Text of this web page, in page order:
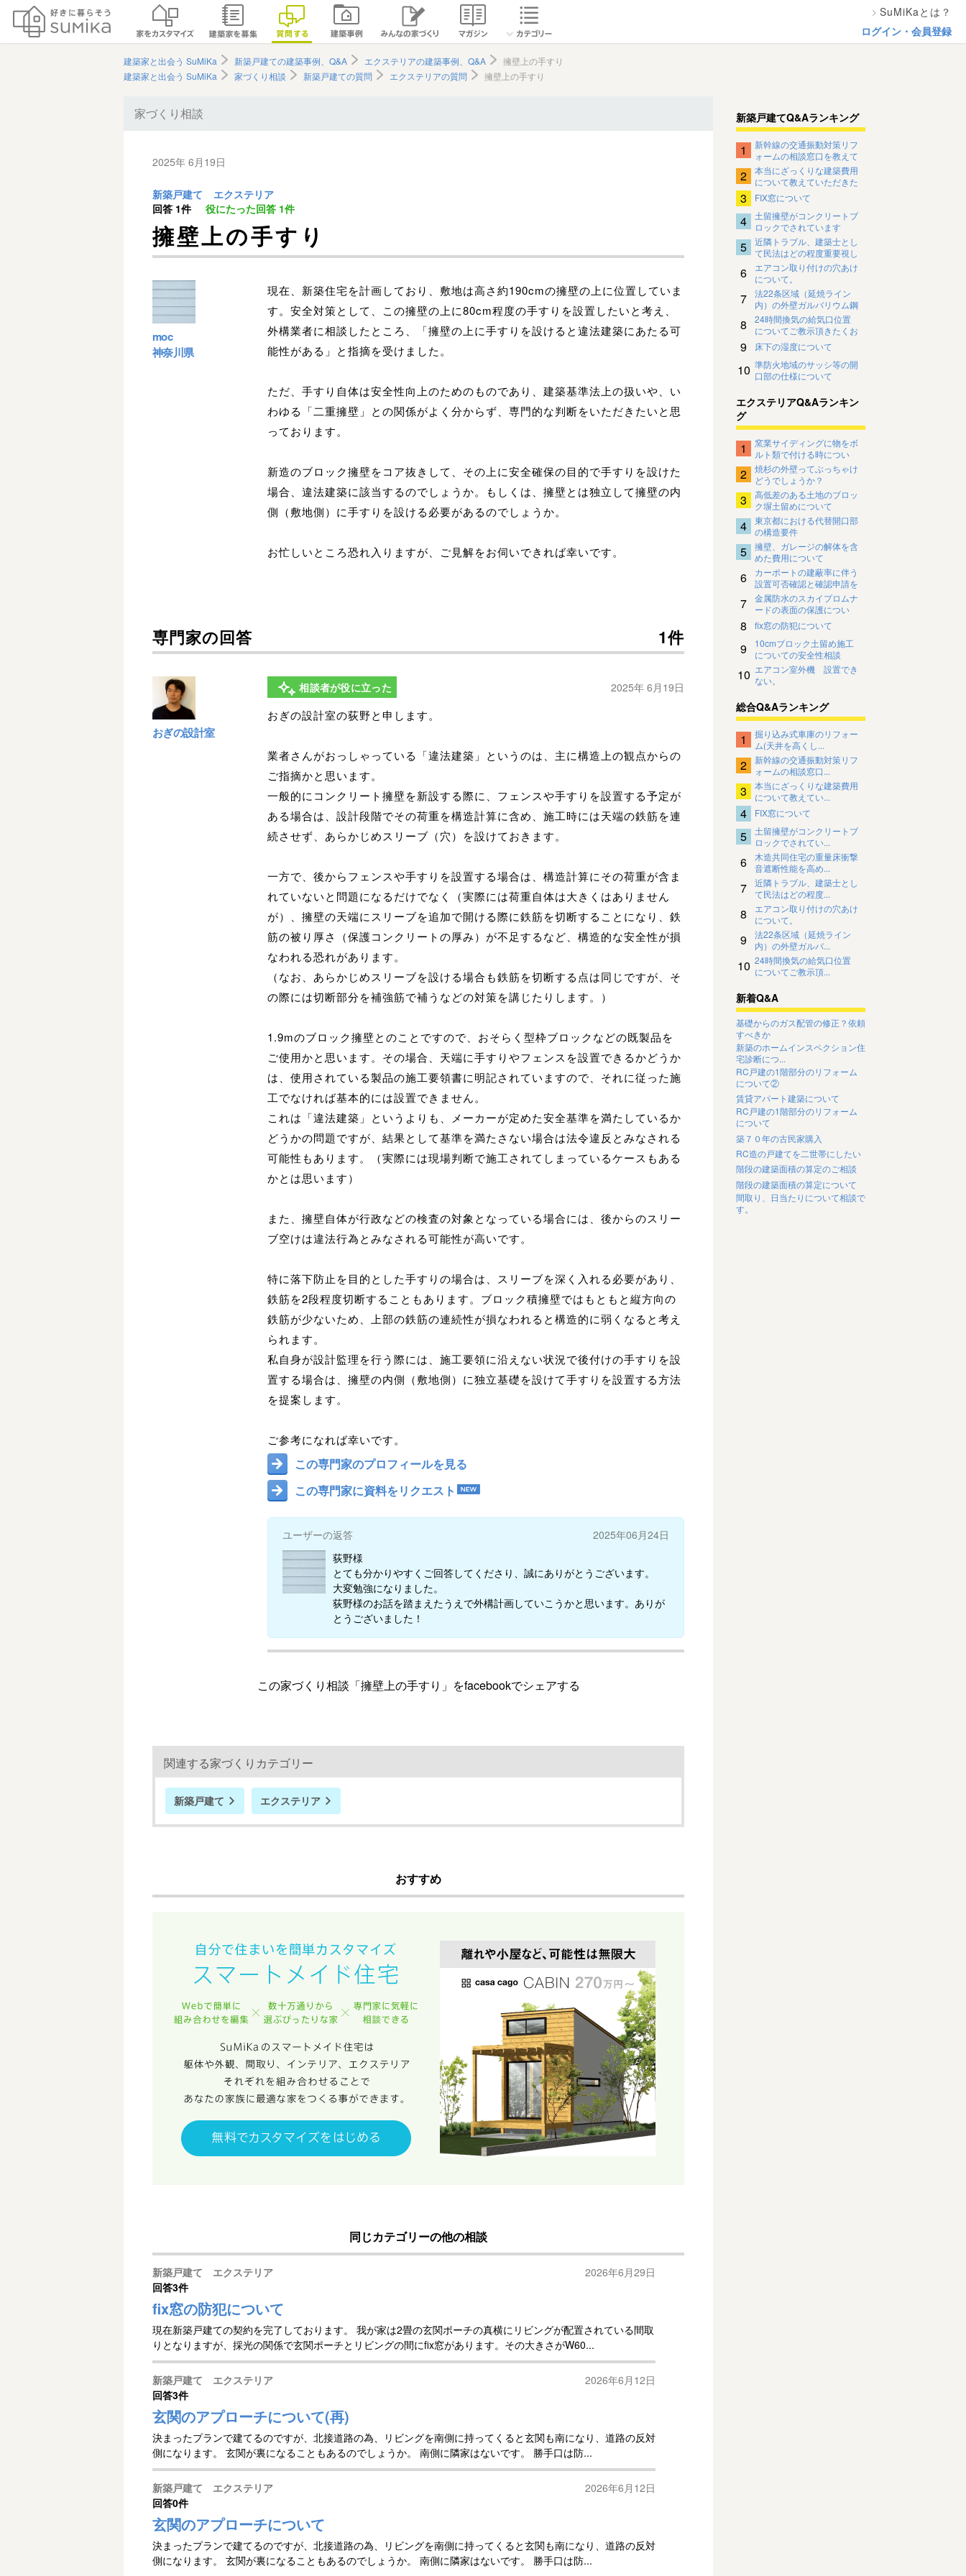
SuMiKaとは？
ログイン・会員登録
建築家と出会う SuMiKa 新築戸建ての建築事例、Q&A エクステリアの建築事例、Q&A
擁壁上の手すり
建築家と出会う SuMiKa
家づくり相談 新築戸建ての質問 エクステリアの質問 擁壁上の手すり
家づくり相談
2025年 6月19日
新築戸建て
エクステリア
回答 1件 役にたった回答 1件
擁壁上の手すり
moc
神奈川県
現在、新築住宅を計画しており、敷地は高さ約190cmの擁壁の上に位置していま
す。安全対策として、この擁壁の上に80cm程度の手すりを設置したいと考え、
外構業者に相談したところ、「擁壁の上に手すりを設けると違法建築にあたる可
能性がある」と指摘を受けました。
ただ、手すり自体は安全性向上のためのものであり、建築基準法上の扱いや、い
わゆる「二重擁壁」との関係がよく分からず、専門的な判断をいただきたいと思
っております。
新造のブロック擁壁をコア抜きして、その上に安全確保の目的で手すりを設けた
場合、違法建築に該当するのでしょうか。もしくは、擁壁とは独立して擁壁の内
側（敷地側）に手すりを設ける必要があるのでしょうか。
お忙しいところ恐れ入りますが、ご見解をお伺いできれば幸いです。
専門家の回答 1件
おぎの設計室
相談者が役に立った 2025年 6月19日
おぎの設計室の荻野と申します。
業者さんがおっしゃっている「違法建築」というのは、主に構造上の観点からの
ご指摘かと思います。
一般的にコンクリート擁壁を新設する際に、フェンスや手すりを設置する予定が
ある場合は、設計段階でその荷重を構造計算に含め、施工時には天端の鉄筋を連
続させず、あらかじめスリーブ（穴）を設けておきます。
一方で、後からフェンスや手すりを設置する場合は、構造計算にその荷重が含ま
れていないと問題になるだけでなく（実際には荷重自体は大きくはありません
が）、擁壁の天端にスリーブを追加で開ける際に鉄筋を切断することになり、鉄
筋の被り厚さ（保護コンクリートの厚み）が不足するなど、構造的な安全性が損
なわれる恐れがあります。
（なお、あらかじめスリーブを設ける場合も鉄筋を切断する点は同じですが、そ
の際には切断部分を補強筋で補うなどの対策を講じたりします。）
1.9mのブロック擁壁とのことですので、おそらく型枠ブロックなどの既製品を
ご使用かと思います。その場合、天端に手すりやフェンスを設置できるかどうか
は、使用されている製品の施工要領書に明記されていますので、それに従った施
工でなければ基本的には設置できません。
これは「違法建築」というよりも、メーカーが定めた安全基準を満たしているか
どうかの問題ですが、結果として基準を満たさない場合は法令違反とみなされる
可能性もあります。（実際には現場判断で施工されてしまっているケースもある
かとは思います）
また、擁壁自体が行政などの検査の対象となっている場合には、後からのスリー
ブ空けは違法行為とみなされる可能性が高いです。
特に落下防止を目的とした手すりの場合は、スリーブを深く入れる必要があり、
鉄筋を2段程度切断することもあります。ブロック積擁壁ではもともと縦方向の
鉄筋が少ないため、上部の鉄筋の連続性が損なわれると構造的に弱くなると考え
られます。
私自身が設計監理を行う際には、施工要領に沿えない状況で後付けの手すりを設
置する場合は、擁壁の内側（敷地側）に独立基礎を設けて手すりを設置する方法
を提案します。
ご参考になれば幸いです。
この専門家のプロフィールを見る
この専門家に資料をリクエスト
ユーザーの返答
2025年06月24日
荻野様
とても分かりやすくご回答してくださり、誠にありがとうございます。
大変勉強になりました。
荻野様のお話を踏まえたうえで外構計画していこうかと思います。ありが
とうございました！
この家づくり相談「擁壁上の手すり」をfacebookでシェアする
関連する家づくりカテゴリー
新築戸建て エクステリア
おすすめ
同じカテゴリーの他の相談
新築戸建て エクステリア
回答3件
2026年6月29日
fix窓の防犯について
現在新築戸建ての契約を完了しております。 我が家は2畳の玄関ポーチの真横にリビングが配置されている間取
りとなりますが、採光の関係で玄関ポーチとリビングの間にfix窓があります。その大きさがW60...
新築戸建て エクステリア
回答3件
2026年6月12日
玄関のアプローチについて(再)
決まったプランで建てるのですが、北接道路の為、リビングを南側に持ってくると玄関も南になり、道路の反対
側になります。 玄関が裏になることもあるのでしょうか。 南側に隣家はないです。 勝手口は防...
新築戸建て エクステリア
回答0件
2026年6月12日
玄関のアプローチについて
決まったプランで建てるのですが、北接道路の為、リビングを南側に持ってくると玄関も南になり、道路の反対
側になります。 玄関が裏になることもあるのでしょうか。 南側に隣家はないです。 勝手口は防...
新築戸建てQ&Aランキング
1
新幹線の交通振動対策リフ
ォームの相談窓口を教えて
ください。
2
本当にざっくりな建築費用
について教えていただきた
いです
3 FIX窓について
4
土留擁壁がコンクリートブ
ロックでされています
5
近隣トラブル、建築士とし
て民法はどの程度重要視し
ているのですか？
6
エアコン取り付けの穴あけ
について。
7
法22条区域（延焼ライン
内）の外壁ガルバリウム鋼
板の下地について
8
24時間換気の給気口位置
についてご教示頂きたくお
願い致します。
9 床下の湿度について
10 準防火地域のサッシ等の開
口部の仕様について
エクステリアQ&Aランキン
グ
1
窯業サイディングに物をボ
ルト類で付ける時につい
て。
2
焼杉の外壁ってぶっちゃけ
どうでしょうか？
3
高低差のある土地のブロッ
ク塀土留めについて
4
東京都における代替開口部
の構造要件
5
擁壁、ガレージの解体を含
めた費用について
6
カーポートの建蔽率に伴う
設置可否確認と確認申請を
行っていただける方を探し
ております
7
金属防水のスカイプロムナ
ードの表面の保護につい
て。
8 fix窓の防犯について
9
10cmブロック土留め施工
についての安全性相談
10 エアコン室外機 設置でき
ない。
総合Q&Aランキング
1
掘り込み式車庫のリフォー
ム(天井を高くし...
2
新幹線の交通振動対策リフ
ォームの相談窓口...
3
本当にざっくりな建築費用
について教えてい...
4 FIX窓について
5
土留擁壁がコンクリートブ
ロックでされてい...
6
木造共同住宅の重量床衝撃
音遮断性能を高め...
7
近隣トラブル、建築士とし
て民法はどの程度...
8
エアコン取り付けの穴あけ
について。
9
法22条区域（延焼ライン
内）の外壁ガルバ...
10 24時間換気の給気口位置
についてご教示頂...
新着Q&A
基礎からのガス配管の修正？依頼
すべきか
新築のホームインスペクション住
宅診断につ...
RC戸建の1階部分のリフォーム
について②
賃貸アパート建築について
RC戸建の1階部分のリフォーム
について
築７０年の古民家購入
RC造の戸建てを二世帯にしたい
階段の建築面積の算定のご相談
階段の建築面積の算定について
間取り、日当たりについて相談で
す。